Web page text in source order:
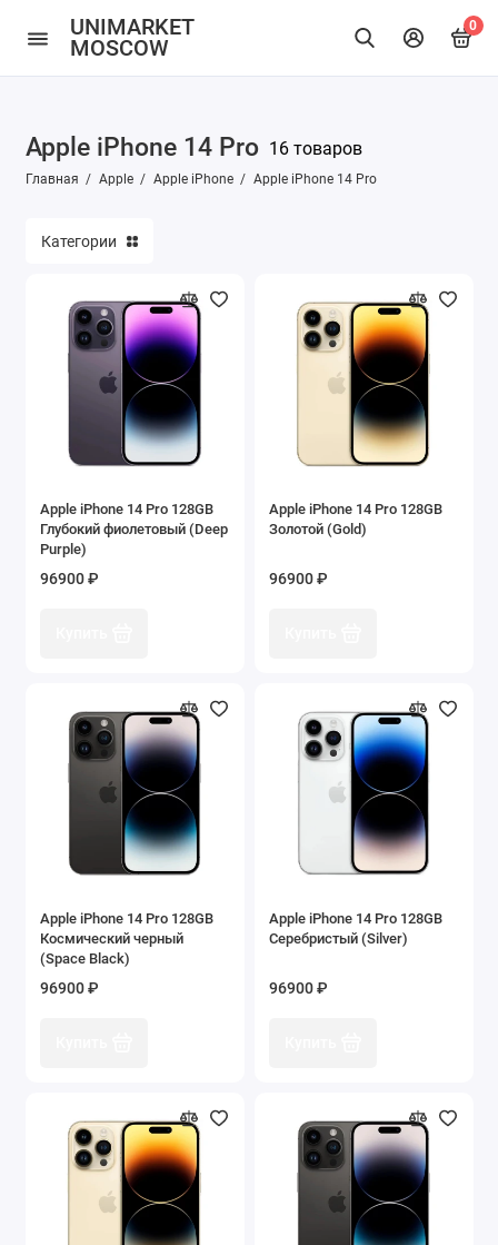
UNIMARKET
MOSCOW
0
Apple iPhone 14 Pro 16 товаров
Главная Apple Apple iPhone Apple iPhone 14 Pro
Apple iPad
Apple iMac
Apple TV
Apple AirPods
Apple AirPods Max
Apple Magic Mouse
Apple AirTag
Apple Watch
Категории
Apple iPhone 14 Pro 128GB
Глубокий фиолетовый (Deep
Purple)
96900 ₽
Apple iPhone 14 Pro 128GB
Золотой (Gold)
96900 ₽
Apple iPhone 14 Pro 128GB
Космический черный
(Space Black)
96900 ₽
Apple iPhone 14 Pro 128GB
Серебристый (Silver)
96900 ₽